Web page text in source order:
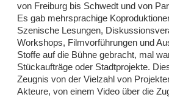
von Freiburg bis Schwedt und von
Es gab mehrsprachige
Szenische Lesungen,
Workshops, Filmvorführungen und
Stoffe auf die Bühne gebracht, mal
Stückaufträge oder Stadtprojekte.
Zeugnis von der Vielzahl von
Akteure, von einem Video über die